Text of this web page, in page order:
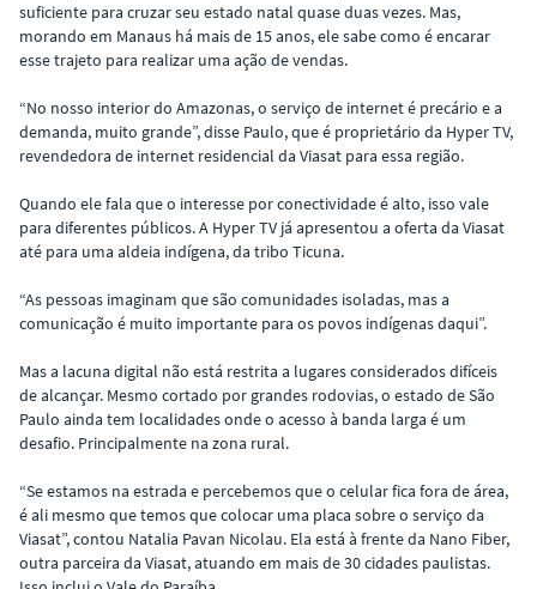
suficiente para cruzar seu estado natal quase duas vezes. Mas,
morando em Manaus há mais de 15 anos, ele sabe como é encarar
esse trajeto para realizar uma ação de vendas.
“No nosso interior do Amazonas, o serviço de internet é precário e a
demanda, muito grande”, disse Paulo, que é proprietário da Hyper TV,
revendedora de internet residencial da Viasat para essa região.
Quando ele fala que o interesse por conectividade é alto, isso vale
para diferentes públicos. A Hyper TV já apresentou a oferta da Viasat
até para uma aldeia indígena, da tribo Ticuna.
“As pessoas imaginam que são comunidades isoladas, mas a
comunicação é muito importante para os povos indígenas daqui”.
Mas a lacuna digital não está restrita a lugares considerados difíceis
de alcançar. Mesmo cortado por grandes rodovias, o estado de São
Paulo ainda tem localidades onde o acesso à banda larga é um
desafio. Principalmente na zona rural.
“Se estamos na estrada e percebemos que o celular fica fora de área,
é ali mesmo que temos que colocar uma placa sobre o serviço da
Viasat”, contou Natalia Pavan Nicolau. Ela está à frente da Nano Fiber,
outra parceira da Viasat, atuando em mais de 30 cidades paulistas.